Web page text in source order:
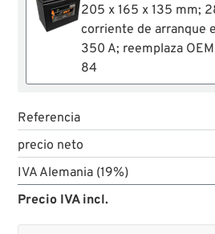
205 x 165 x 135 mm;
corriente de arranque
350 A; reemplaza
84
Referencia
precio neto
IVA Alemania (19%)
Precio IVA incl.